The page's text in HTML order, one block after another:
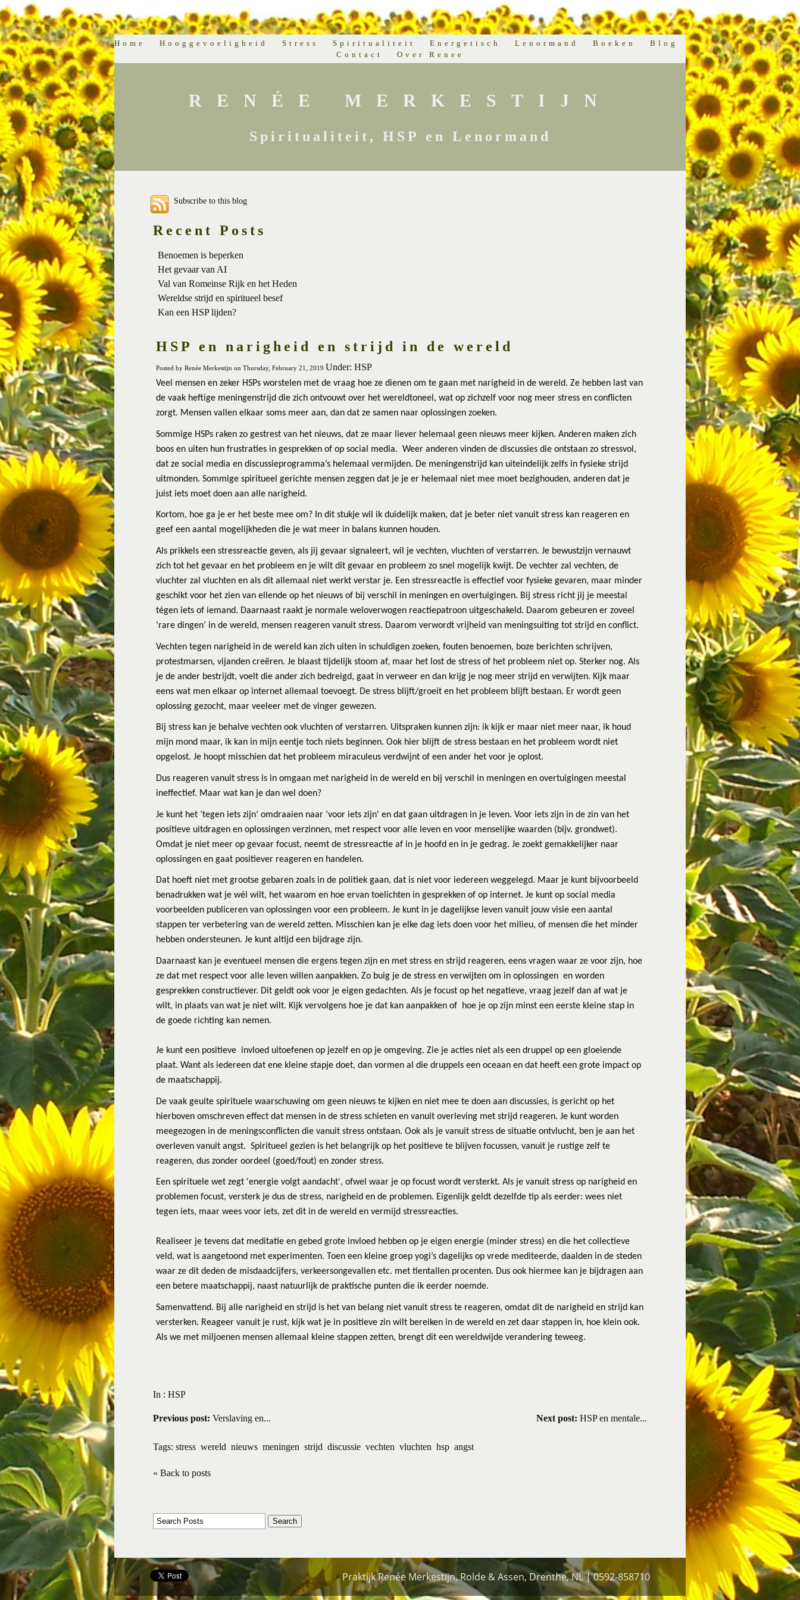
Home Hooggevoeligheid Stress Spiritualiteit Energetisch Lenormand Boeken
Blog
Contact
Over Renee
RENÉE MERKESTIJN
Spiritualiteit, HSP en Lenormand
Subscribe to this blog
Recent Posts
Benoemen is beperken
Het gevaar van AI
Val van Romeinse Rijk en het Heden
Wereldse strijd en spiritueel besef
Kan een HSP lijden?
HSP en narigheid en strijd in de wereld
Posted by Renée Merkestijn on Thursday, February 21, 2019 Under: HSP
Veel mensen en zeker HSPs worstelen met de vraag hoe ze dienen om te gaan met narigheid in de wereld. Ze hebben last van
de vaak heftige meningenstrijd die zich ontvouwt over het wereldtoneel, wat op zichzelf voor nog meer stress en conflicten
zorgt. Mensen vallen elkaar soms meer aan, dan dat ze samen naar oplossingen zoeken.
Sommige HSPs raken zo gestrest van het nieuws, dat ze maar liever helemaal geen nieuws meer kijken. Anderen maken zich
boos en uiten hun frustraties in gesprekken of op social media. Weer anderen vinden de discussies die ontstaan zo stressvol,
dat ze social media en discussieprogramma’s helemaal vermijden. De meningenstrijd kan uiteindelijk zelfs in fysieke strijd
uitmonden. Sommige spiritueel gerichte mensen zeggen dat je je er helemaal niet mee moet bezighouden, anderen dat je
juist iets moet doen aan alle narigheid.
Kortom, hoe ga je er het beste mee om? In dit stukje wil ik duidelijk maken, dat je beter niet vanuit stress kan reageren en
geef een aantal mogelijkheden die je wat meer in balans kunnen houden.
Als prikkels een stressreactie geven, als jij gevaar signaleert, wil je vechten, vluchten of verstarren. Je bewustzijn vernauwt
zich tot het gevaar en het probleem en je wilt dit gevaar en probleem zo snel mogelijk kwijt. De vechter zal vechten, de
vluchter zal vluchten en als dit allemaal niet werkt verstar je. Een stressreactie is effectief voor fysieke gevaren, maar minder
geschikt voor het zien van ellende op het nieuws of bij verschil in meningen en overtuigingen. Bij stress richt jij je meestal
tégen iets of iemand. Daarnaast raakt je normale weloverwogen reactiepatroon uitgeschakeld. Daarom gebeuren er zoveel
‘rare dingen’ in de wereld, mensen reageren vanuit stress. Daarom verwordt vrijheid van meningsuiting tot strijd en conflict.
Vechten tegen narigheid in de wereld kan zich uiten in schuldigen zoeken, fouten benoemen, boze berichten schrijven,
protestmarsen, vijanden creëren. Je blaast tijdelijk stoom af, maar het lost de stress of het probleem niet op. Sterker nog. Als
je de ander bestrijdt, voelt die ander zich bedreigd, gaat in verweer en dan krijg je nog meer strijd en verwijten. Kijk maar
eens wat men elkaar op internet allemaal toevoegt. De stress blijft/groeit en het probleem blijft bestaan. Er wordt geen
oplossing gezocht, maar veeleer met de vinger gewezen.
Bij stress kan je behalve vechten ook vluchten of verstarren. Uitspraken kunnen zijn: ik kijk er maar niet meer naar, ik houd
mijn mond maar, ik kan in mijn eentje toch niets beginnen. Ook hier blijft de stress bestaan en het probleem wordt niet
opgelost. Je hoopt misschien dat het probleem miraculeus verdwijnt of een ander het voor je oplost.
Dus reageren vanuit stress is in omgaan met narigheid in de wereld en bij verschil in meningen en overtuigingen meestal
ineffectief. Maar wat kan je dan wel doen?
Je kunt het ‘tegen iets zijn’ omdraaien naar ‘voor iets zijn' en dat gaan uitdragen in je leven. Voor iets zijn in de zin van het
positieve uitdragen en oplossingen verzinnen, met respect voor alle leven en voor menselijke waarden (bijv. grondwet).
Omdat je niet meer op gevaar focust, neemt de stressreactie af in je hoofd en in je gedrag. Je zoekt gemakkelijker naar
oplossingen en gaat positiever reageren en handelen.
Dat hoeft niet met grootse gebaren zoals in de politiek gaan, dat is niet voor iedereen weggelegd. Maar je kunt bijvoorbeeld
benadrukken wat je wél wilt, het waarom en hoe ervan toelichten in gesprekken of op internet. Je kunt op social media
voorbeelden publiceren van oplossingen voor een probleem. Je kunt in je dagelijkse leven vanuit jouw visie een aantal
stappen ter verbetering van de wereld zetten. Misschien kan je elke dag iets doen voor het milieu, of mensen die het minder
hebben ondersteunen. Je kunt altijd een bijdrage zijn.
Daarnaast kan je eventueel mensen die ergens tegen zijn en met stress en strijd reageren, eens vragen waar ze voor zijn, hoe
ze dat met respect voor alle leven willen aanpakken. Zo buig je de stress en verwijten om in oplossingen en worden
gesprekken constructiever. Dit geldt ook voor je eigen gedachten. Als je focust op het negatieve, vraag jezelf dan af wat je
wilt, in plaats van wat je niet wilt. Kijk vervolgens hoe je dat kan aanpakken of hoe je op zijn minst een eerste kleine stap in
de goede richting kan nemen.
Je kunt een positieve invloed uitoefenen op jezelf en op je omgeving. Zie je acties niet als een druppel op een gloeiende
plaat. Want als iedereen dat ene kleine stapje doet, dan vormen al die druppels een oceaan en dat heeft een grote impact op
de maatschappij.
De vaak geuite spirituele waarschuwing om geen nieuws te kijken en niet mee te doen aan discussies, is gericht op het
hierboven omschreven effect dat mensen in de stress schieten en vanuit overleving met strijd reageren. Je kunt worden
meegezogen in de meningsconflicten die vanuit stress ontstaan. Ook als je vanuit stress de situatie ontvlucht, ben je aan het
overleven vanuit angst. Spiritueel gezien is het belangrijk op het positieve te blijven focussen, vanuit je rustige zelf te
reageren, dus zonder oordeel (goed/fout) en zonder stress.
Een spirituele wet zegt 'energie volgt aandacht', ofwel waar je op focust wordt versterkt. Als je vanuit stress op narigheid en
problemen focust, versterk je dus de stress, narigheid en de problemen. Eigenlijk geldt dezelfde tip als eerder: wees niet
tegen iets, maar wees voor iets, zet dit in de wereld en vermijd stressreacties.
Realiseer je tevens dat meditatie en gebed grote invloed hebben op je eigen energie (minder stress) en die het collectieve
veld, wat is aangetoond met experimenten. Toen een kleine groep yogi’s dagelijks op vrede mediteerde, daalden in de steden
waar ze dit deden de misdaadcijfers, verkeersongevallen etc. met tientallen procenten. Dus ook hiermee kan je bijdragen aan
een betere maatschappij, naast natuurlijk de praktische punten die ik eerder noemde.
Samenvattend. Bij alle narigheid en strijd is het van belang niet vanuit stress te reageren, omdat dit de narigheid en strijd kan
versterken. Reageer vanuit je rust, kijk wat je in positieve zin wilt bereiken in de wereld en zet daar stappen in, hoe klein ook.
Als we met miljoenen mensen allemaal kleine stappen zetten, brengt dit een wereldwijde verandering teweeg.
In : HSP
Next post: HSP en mentale...
Previous post: Verslaving en...
Tags: stress wereld nieuws meningen strijd discussie vechten vluchten hsp angst
« Back to posts
Praktijk Renée Merkestijn, Rolde & Assen, Drenthe, NL | 0592-858710